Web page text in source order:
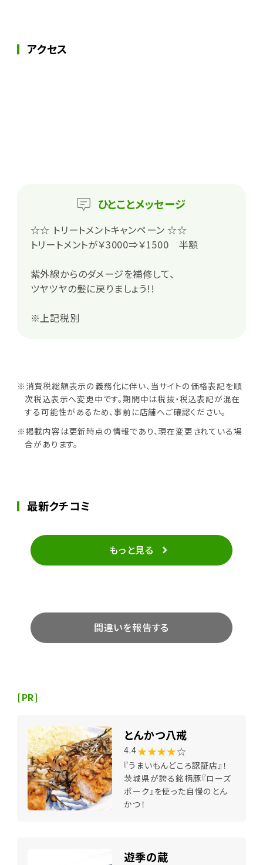
アクセス
ひとことメッセージ
☆☆ トリートメントキャンペーン ☆☆
トリートメントが￥3000⇒￥1500 半額
紫外線からのダメージを補修して、
ツヤツヤの髪に戻りましょう!!
※上記税別
※消費税総額表示の義務化に伴い、当サイトの価格表記を順
次税込表示へ変更中です。期間中は税抜・税込表記が混在
する可能性があるため、事前に店舗へご確認ください。
※掲載内容は更新時点の情報であり、現在変更されている場
合があります。
最新クチコミ
もっと見る
間違いを報告する
[PR]
とんかつ八戒
4.4★★★★☆
『うまいもんどころ認証店』！
茨城県が誇る銘柄豚『ローズ
ポーク』を使った自慢のとん
かつ！
遊季の蔵